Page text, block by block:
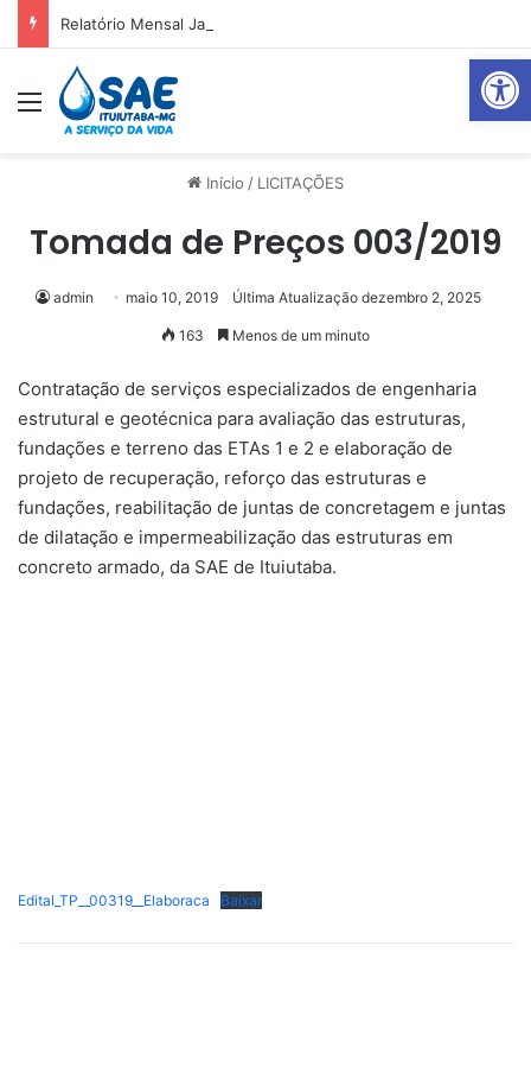
Abrir
Relatório Mensal Janeiro – Qualidade da Água Tratada
Menu
Início / LICITAÇÕES
Tomada de Preços 003/2019
admin maio 10, 2019 Última Atualização dezembro 2, 2025
163 Menos de um minuto
Contratação de serviços especializados de engenharia
estrutural e geotécnica para avaliação das estruturas,
fundações e terreno das ETAs 1 e 2 e elaboração de
projeto de recuperação, reforço das estruturas e
fundações, reabilitação de juntas de concretagem e juntas
de dilatação e impermeabilização das estruturas em
concreto armado, da SAE de Ituiutaba.
Edital_TP__00319__Elaboraca Baixar